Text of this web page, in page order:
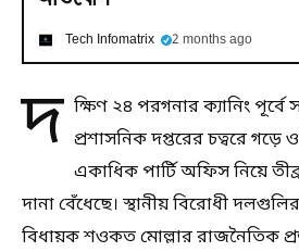
Tech Infomatrix 2 months ago
দ ক্ষিণ ২৪ পরগনার ক্যানিং
প্রশাসনিক দপ্তরের চত্বরে গড়ে
একাধিক পার্টি অফিস নিয়ে
দানা বেঁধেছে। স্থানীয় বিরোধী
বিধায়ক শওকত মোল্লার রাজনৈতিক